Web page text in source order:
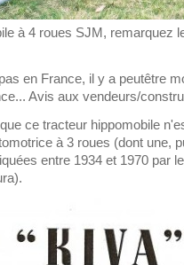
à 4 roues SJM, remarquez
en France, il y a peutêtre
Avis aux vendeurs/
ce tracteur hippomobile
à 3 roues (dont une,
entre 1934 et 1970 par